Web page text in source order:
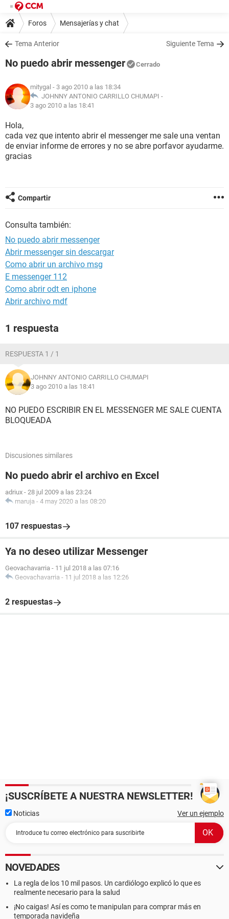
Foros Mensajerías y chat
Tema Anterior Siguiente Tema
No puedo abrir messenger Cerrado
mitygal - 3 ago 2010 a las 18:34
JOHNNY ANTONIO CARRILLO CHUMAPI -
3 ago 2010 a las 18:41
Hola,
cada vez que intento abrir el messenger me sale una ventan
de enviar informe de errores y no se abre porfavor ayudarme.
gracias
Compartir
Consulta también:
No puedo abrir messenger
Abrir messenger sin descargar
Como abrir un archivo msg
E messenger 112
Como abrir odt en iphone
Abrir archivo mdf
1 respuesta
RESPUESTA 1 / 1
JOHNNY ANTONIO CARRILLO CHUMAPI
3 ago 2010 a las 18:41
NO PUEDO ESCRIBIR EN EL MESSENGER ME SALE CUENTA
BLOQUEADA
Discusiones similares
No puedo abrir el archivo en Excel
adriux - 28 jul 2009 a las 23:24
maruja - 4 may 2020 a las 08:20
107 respuestas
Ya no deseo utilizar Messenger
Geovachavarria - 11 jul 2018 a las 07:16
Geovachavarria - 11 jul 2018 a las 12:26
2 respuestas
¡SUSCRÍBETE A NUESTRA NEWSLETTER!
Noticias Ver un ejemplo
NOVEDADES
La regla de los 10 mil pasos. Un cardiólogo explicó lo que es
realmente necesario para la salud
¡No caigas! Así es como te manipulan para comprar más en
temporada navideña